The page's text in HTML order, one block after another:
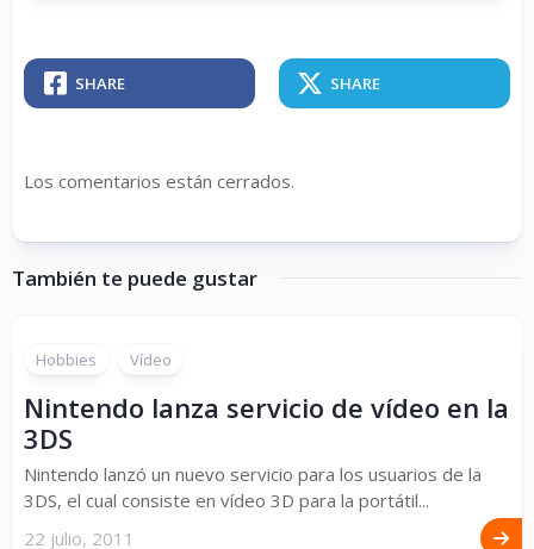
SHARE SHARE
Los comentarios están cerrados.
También te puede gustar
Hobbies Vídeo
Nintendo lanza servicio de vídeo en la
3DS
Nintendo lanzó un nuevo servicio para los usuarios de la
3DS, el cual consiste en vídeo 3D para la portátil...
22 julio, 2011